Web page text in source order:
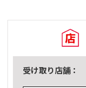
受け取り店舗：